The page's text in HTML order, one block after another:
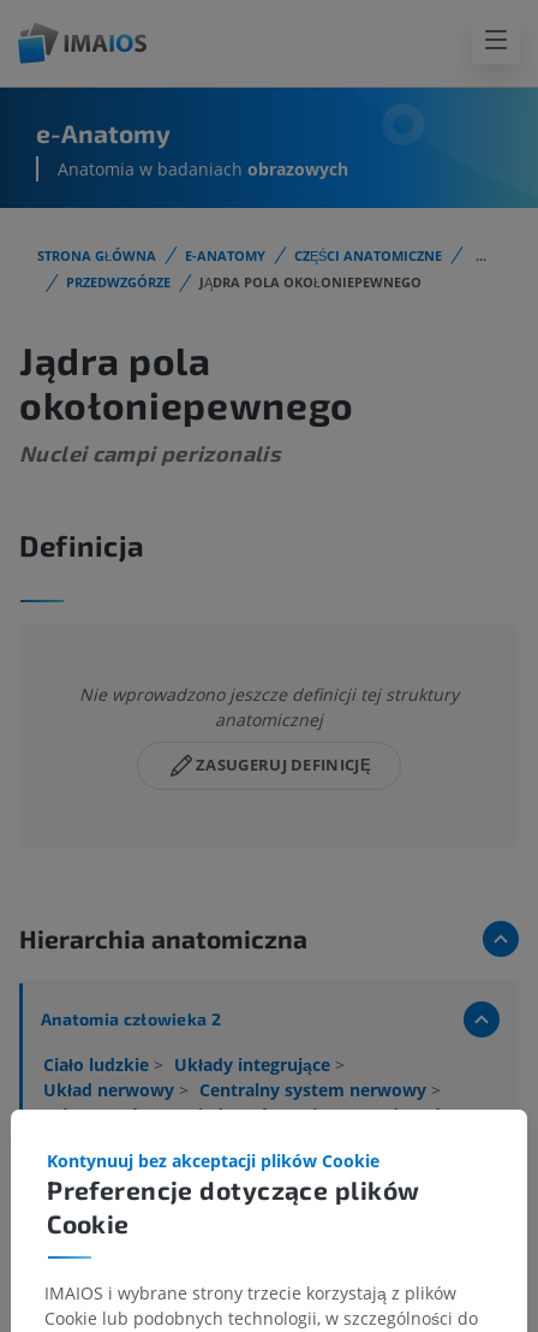
e-Anatomy
Anatomia w badaniach obrazowych
STRONA GŁÓWNA E-ANATOMY CZĘŚCI ANATOMICZNE
...
PRZEDWZGÓRZE
JĄDRA POLA OKOŁONIEPEWNEGO
Jądra pola
okołoniepewnego
Nuclei campi perizonalis
Definicja
Nie wprowadzono jeszcze definicji tej struktury
anatomicznej
ZASUGERUJ DEFINICJĘ
Hierarchia anatomiczna
Anatomia człowieka 2
Ciało ludzkie > Układy integrujące >
Układ nerwowy > Centralny system nerwowy >
Mózg> Mózg> Międzymózgowie> Przedwzgórze>
Powiązane struktury:Nie istnieją struktury powiązane
z tą częścią ciała
Neuroanatomia człowieka
Preferencje dotyczące plików
Cookie
Kontynuuj bez akceptacji plików Cookie
IMAIOS i wybrane strony trzecie korzystają z plików
Cookie lub podobnych technologii, w szczególności do